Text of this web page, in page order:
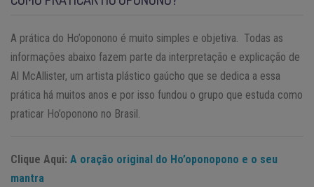
A prática do Ho’oponono é muito simples e objetiva. Todas as
informações abaixo fazem parte da interpretação e explicação de
Al McAllister, um artista plástico gaúcho que se dedica a essa
prática há muitos anos e por isso fundou o grupo que estuda como
praticar Ho’oponono no Brasil.
Clique Aqui: A oração original do Ho’oponopono e o seu
mantra